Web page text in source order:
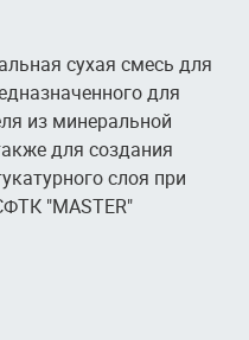
сухая смесь для
для
из минеральной
для создания
слоя при
"MASTER"